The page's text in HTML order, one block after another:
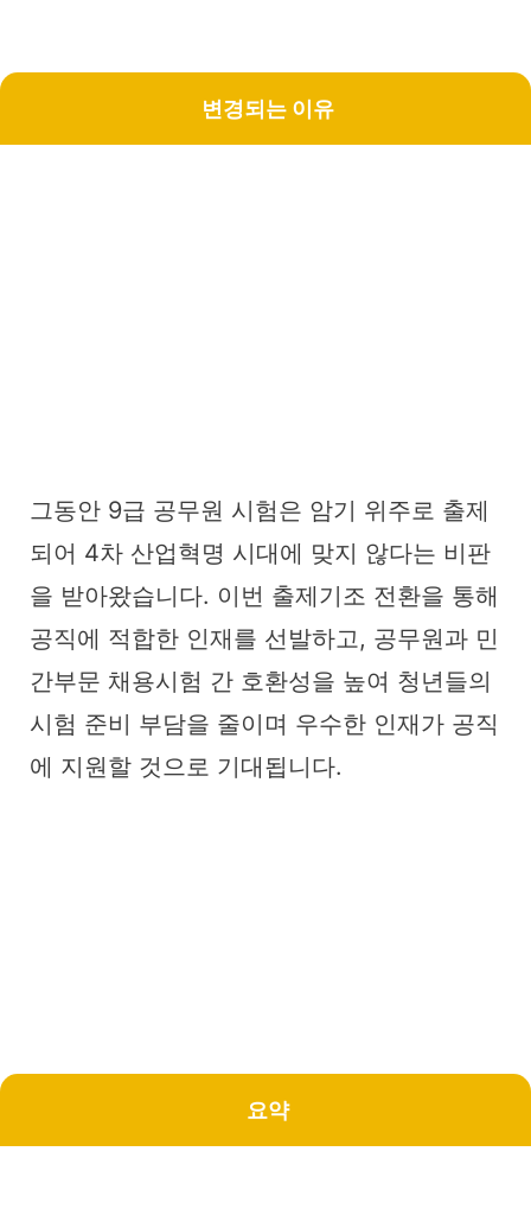
변경되는 이유
그동안 9급 공무원 시험은 암기 위주로 출제
되어 4차 산업혁명 시대에 맞지 않다는 비판
을 받아왔습니다. 이번 출제기조 전환을 통해
공직에 적합한 인재를 선발하고, 공무원과 민
간부문 채용시험 간 호환성을 높여 청년들의
시험 준비 부담을 줄이며 우수한 인재가 공직
에 지원할 것으로 기대됩니다.
요약